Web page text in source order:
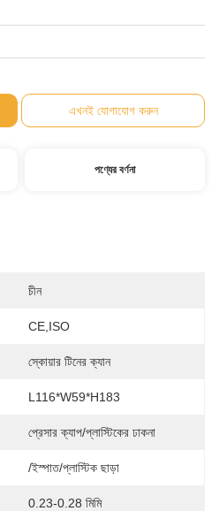
এখনই যোগাযোগ করুন
পণ্যের বর্ণনা
চীন
CE,ISO
স্কোয়ার টিনের ক্যান
L116*W59*H183
প্রেসার ক্যাপ/প্লাস্টিকের ঢাকনা
/ইস্পাত/প্লাস্টিক ছাড়া
0.23-0.28 মিমি